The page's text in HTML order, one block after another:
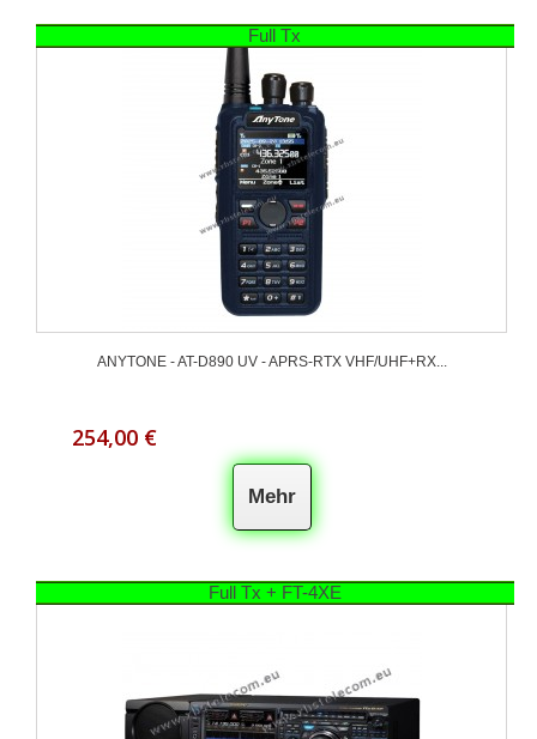
Full Tx
ANYTONE - AT-D890 UV - APRS-RTX VHF/UHF+RX...
254,00 €
Mehr
Full Tx + FT-4XE